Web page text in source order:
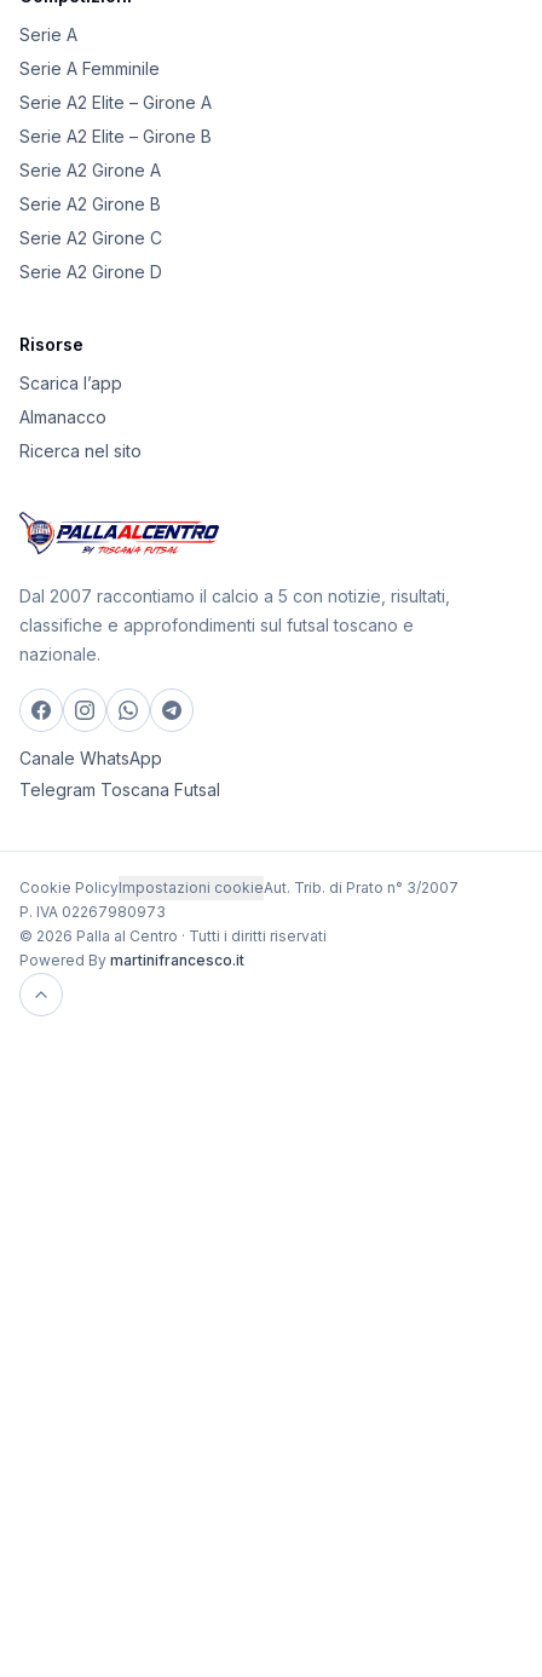
Serie A
Serie A Femminile
Serie A2 Elite – Girone A
Serie A2 Elite – Girone B
Serie A2 Girone A
Serie A2 Girone B
Serie A2 Girone C
Serie A2 Girone D
Risorse
Scarica l’app
Almanacco
Ricerca nel sito
Dal 2007 raccontiamo il calcio a 5 con notizie, risultati,
classifiche e approfondimenti sul futsal toscano e
nazionale.
Canale WhatsApp
Telegram Toscana Futsal
Cookie PolicyImpostazioni cookieAut. Trib. di Prato n° 3/2007
P. IVA 02267980973
© 2026 Palla al Centro · Tutti i diritti riservati
Powered By martinifrancesco.it